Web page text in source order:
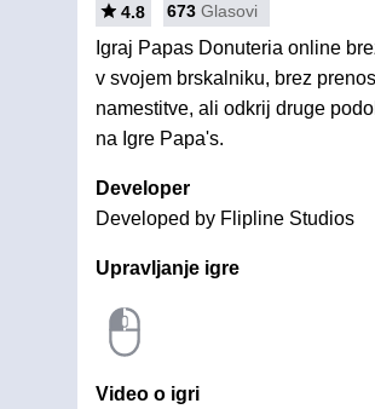
4.8 673 Glasovi
Igraj Papas Donuteria online
v svojem brskalniku, brez
namestitve, ali odkrij druge
na Igre Papa's.
Developer
Developed by Flipline Studios
Upravljanje igre
Video o igri